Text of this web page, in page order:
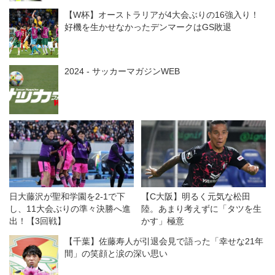
【W杯】オーストラリアが4大会ぶりの16強入り！
好機を生かせなかったデンマークはGS敗退
2024 - サッカーマガジンWEB
日大藤沢が聖和学園を2-1で下
し、11大会ぶりの準々決勝へ進
出！【3回戦】
【C大阪】明るく元気な松田
陸。あまり考えずに「タツを生
かす」極意
【千葉】佐藤寿人が引退会見で語った「幸せな21年
間」の笑顔と涙の深い思い